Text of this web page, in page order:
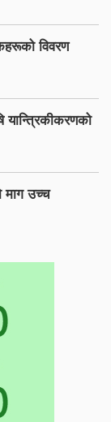
विवरण
यान्त्रिकीकरणको
माग उच्च